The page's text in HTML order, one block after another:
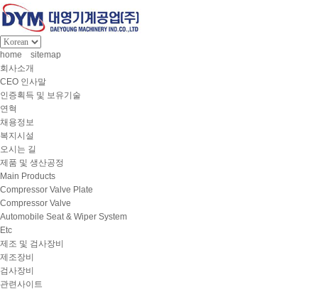
home
sitemap
회사소개
CEO 인사말
인증획득 및 보유기술
연혁
채용정보
복지시설
오시는 길
제품 및 생산공정
Main Products
Compressor Valve Plate
Compressor Valve
Automobile Seat & Wiper System
Etc
제조 및 검사장비
제조장비
검사장비
관련사이트